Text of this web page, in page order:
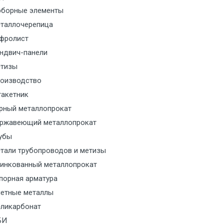
за МКАД
за МКАД
за МКАД
с транспортным
с транспортным
с транспортным
элементы
панели
металлопрокат
металлопрокат
трубопроводов и метизы
металлопрокат
арматура
металлы